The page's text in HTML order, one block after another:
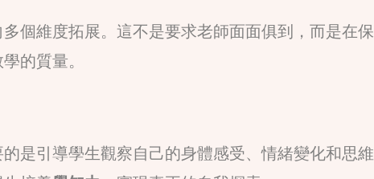
個維度拓展。這不是要求老師面面俱到，而是在保
的質量。
是引導學生觀察自己的身體感受、情緒變化和思維